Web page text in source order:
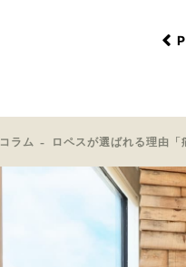
コラム ロペスが選ばれる理由「